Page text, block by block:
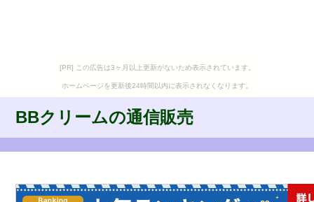
[PR] この広告は3ヶ月以上更新がないため表示されています。
ホームページを更新後24時間以内に表示されなくなります。
BBクリームの通信販売